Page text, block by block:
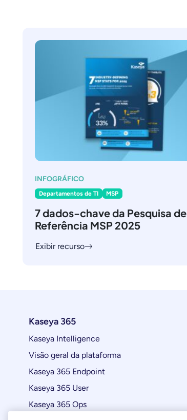
INFOGRÁFICO
Departamentos de TI MSP
7 dados-chave da Pesquisa de
Referência MSP 2025
Exibir recurso
Kaseya 365
Kaseya Intelligence
Visão geral da plataforma
Kaseya 365 Endpoint
Kaseya 365 User
Kaseya 365 Ops